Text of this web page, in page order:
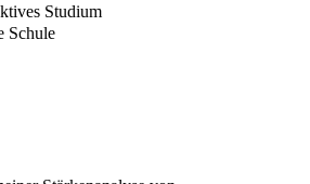
Studium
Schule